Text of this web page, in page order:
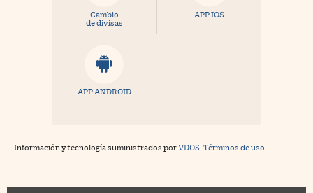
Cambio
de divisas
APP IOS
APP ANDROID
Información y tecnología suministrados porVDOS Términos de uso.